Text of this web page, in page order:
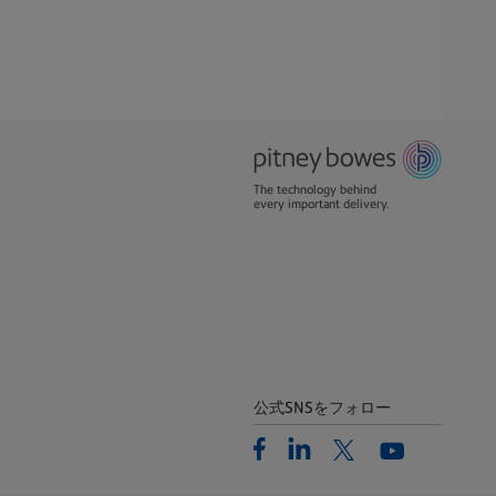
The technology behind
every important delivery.
公式SNSをフォロー
FacebookLinkedinTwitterYoutube